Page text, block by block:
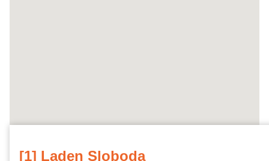
[1] Laden Sloboda